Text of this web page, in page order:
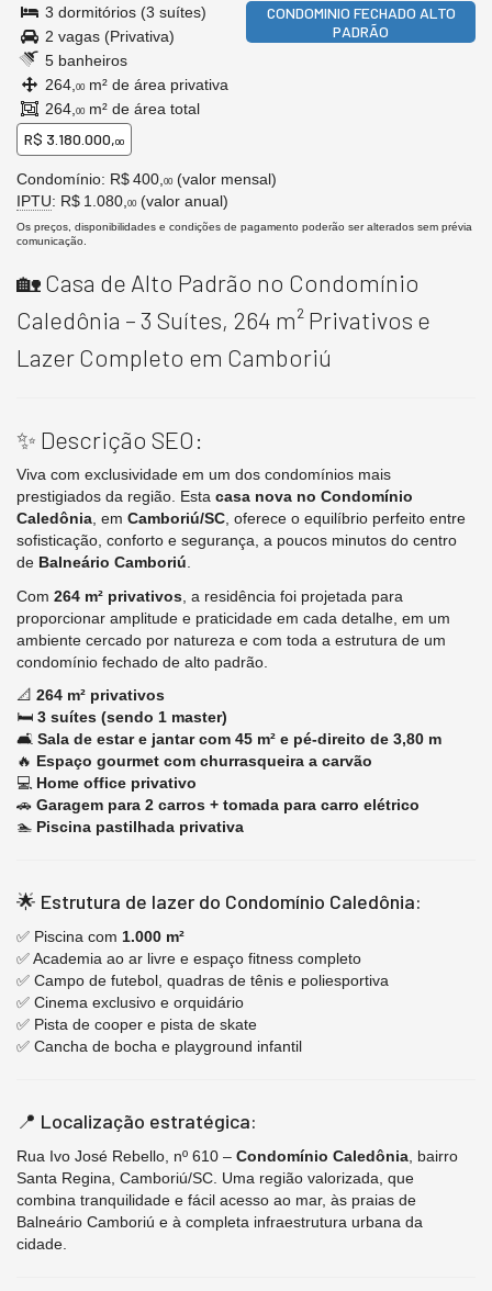
CONDOMINIO FECHADO ALTO
PADRÃO
3 dormitórios (3 suítes)
2 vagas (Privativa)
5 banheiros
264, 00 m² de área privativa
264, 00 m² de área total
R$ 3.180.000,00
Condomínio: R$ 400, 00 (valor mensal)
IPTU: R$ 1.080, 00 (valor anual)
Os preços, disponibilidades e condições de pagamento poderão ser alterados sem prévia
comunicação.
🏡 Casa de Alto Padrão no Condomínio
Caledônia – 3 Suítes, 264 m² Privativos e
Lazer Completo em Camboriú
✨ Descrição SEO:
Viva com exclusividade em um dos condomínios mais
prestigiados da região. Esta casa nova no Condomínio
Caledônia , em Camboriú/SC , oferece o equilíbrio perfeito entre
sofisticação, conforto e segurança, a poucos minutos do centro
de Balneário Camboriú
Com 264 m² privativos , a residência foi projetada para
proporcionar amplitude e praticidade em cada detalhe, em um
ambiente cercado por natureza e com toda a estrutura de um
condomínio fechado de alto padrão.
📐 264 m² privativos
🛏️ 3 suítes (sendo 1 master)
🛋️ Sala de estar e jantar com 45 m² e pé-direito de 3,80 m
🔥 Espaço gourmet com churrasqueira a carvão
💻 Home office privativo
🚗 Garagem para 2 carros + tomada para carro elétrico
🏊 Piscina pastilhada privativa
🌟 Estrutura de lazer do Condomínio Caledônia:
✅ Piscina com 1.000 m²
✅ Academia ao ar livre e espaço fitness completo
✅ Campo de futebol, quadras de tênis e poliesportiva
✅ Cinema exclusivo e orquidário
✅ Pista de cooper e pista de skate
✅ Cancha de bocha e playground infantil
📍 Localização estratégica:
Rua Ivo José Rebello, nº 610 – Condomínio Caledônia , bairro
Santa Regina, Camboriú/SC. Uma região valorizada, que
combina tranquilidade e fácil acesso ao mar, às praias de
Balneário Camboriú e à completa infraestrutura urbana da
cidade.